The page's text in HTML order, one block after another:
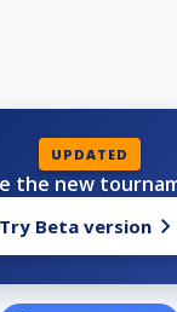
UPDATED
the new
Try Beta version